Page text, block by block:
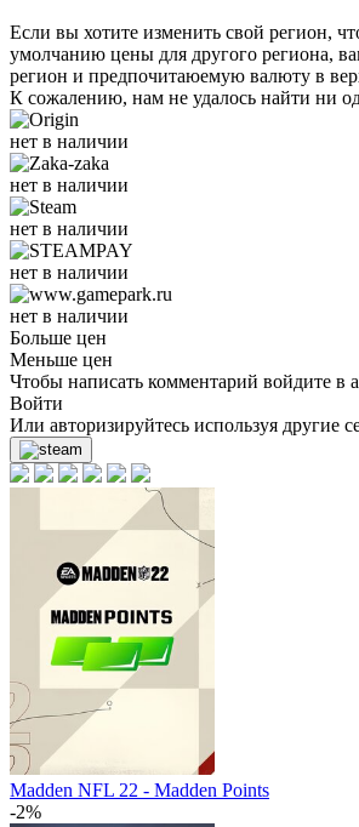
Если вы хотите изменить свой регион,
умолчанию цены для другого региона,
регион и предпочитаюемую валюту в
К сожалению, нам не удалось найти ни
нет в наличии
нет в наличии
нет в наличии
нет в наличии
нет в наличии
Больше цен
Меньше цен
Чтобы написать комментарий войдите в
Войти
Или авторизируйтесь используя другие
Madden NFL 22 - Madden Points
-2%